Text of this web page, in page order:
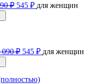
₽ 545 ₽ для женщин
090 ₽ 545 ₽ для женщин